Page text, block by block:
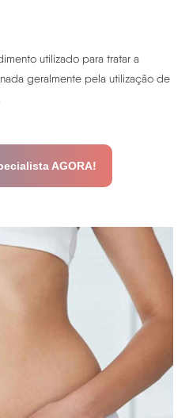
utilizado para tratar a
geralmente pela utilização de
AGORA!